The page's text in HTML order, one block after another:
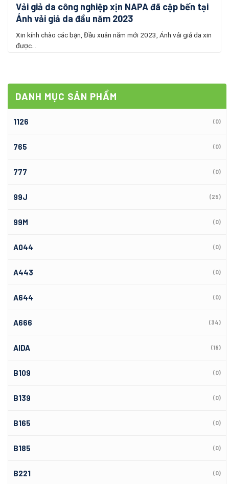
DANH MỤC SẢN PHẨM
1126 (0)
765 (0)
777 (0)
99J (25)
99M (0)
A044 (0)
A443 (0)
A644 (0)
A666 (34)
AIDA (18)
B109 (0)
B139 (0)
B165 (0)
B185 (0)
B221 (0)
Vải giả da công nghiệp xịn NAPA đã cập bến tại
Ánh vải giả da đầu năm 2023
Xin kính chào các bạn, Đầu xuân năm mới 2023, Ánh vải giả da xin
được...